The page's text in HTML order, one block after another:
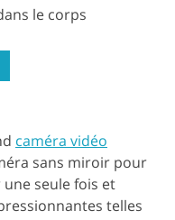
le corps
caméra vidéo
sans miroir pour
seule fois et
telles